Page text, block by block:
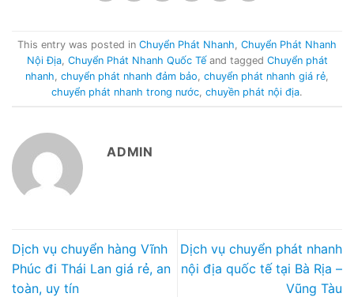
This entry was posted in Chuyển Phát Nhanh Chuyển Phát Nhanh
Nội Địa, Chuyển Phát Nhanh Quốc Tếand tagged Chuyển phát
nhanh chuyển phát nhanh đảm bảo chuyển phát nhanh giá rẻ
chuyển phát nhanh trong nước chuyền phát nội địa.
ADMIN
Dịch vụ chuyển hàng Vĩnh
Phúc đi Thái Lan giá rẻ, an
toàn, uy tín
Dịch vụ chuyển phát nhanh
nội địa quốc tế tại Bà Rịa –
Vũng Tàu